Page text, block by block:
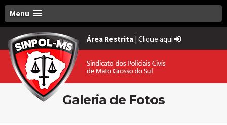
Menu
Área Restrita | Clique aqui
Galeria de Fotos